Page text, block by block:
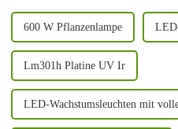
600 W Pflanzenlampe
Lm301h Platine UV Ir
LED-Wachstumsleuchten mit